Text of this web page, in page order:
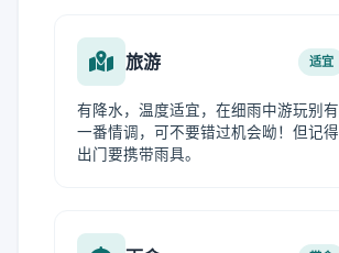
旅游 适宜
有降水，温度适宜，在细雨中游玩别有
一番情调，可不要错过机会呦！但记得
出门要携带雨具。